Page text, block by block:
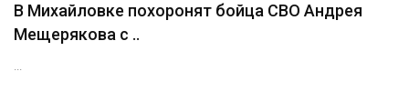
В Михайловке похоронят бойца СВО Андрея
Мещерякова с ..
...